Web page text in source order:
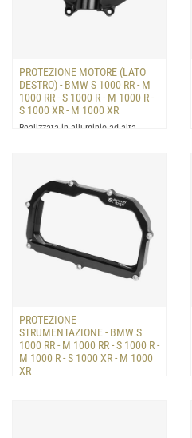
PROTEZIONE MOTORE (LATO
DESTRO) - BMW S 1000 RR - M
1000 RR - S 1000 R - M 1000 R -
S 1000 XR - M 1000 XR
Realizzata in alluminio ad alta
PROTEZIONE
STRUMENTAZIONE - BMW S
1000 RR - M 1000 RR - S 1000 R -
M 1000 R - S 1000 XR - M 1000
XR